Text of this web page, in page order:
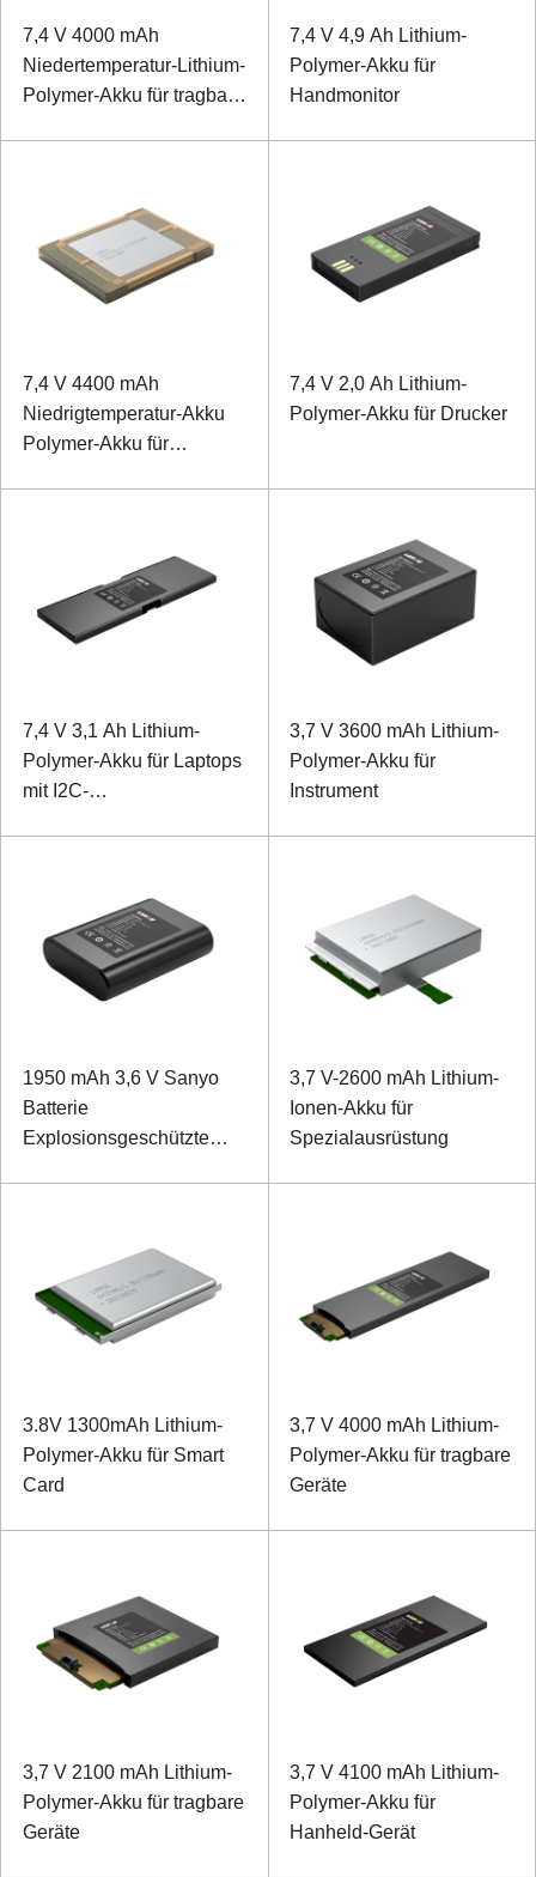
7,4 V 4000 mAh
Niedertemperatur-Lithium-
Polymer-Akku für tragbare
7,4 V 4,9 Ah Lithium-
Polymer-Akku für
Handmonitor
7,4 V 4400 mAh
Niedrigtemperatur-Akku
Polymer-Akku für
7,4 V 2,0 Ah Lithium-
Polymer-Akku für Drucker
7,4 V 3,1 Ah Lithium-
Polymer-Akku für Laptops
mit I2C-
3,7 V 3600 mAh Lithium-
Polymer-Akku für
Instrument
1950 mAh 3,6 V Sanyo
Batterie
Explosionsgeschützte
3,7 V-2600 mAh Lithium-
Ionen-Akku für
Spezialausrüstung
3.8V 1300mAh Lithium-
Polymer-Akku für Smart
Card
3,7 V 4000 mAh Lithium-
Polymer-Akku für tragbare
Geräte
3,7 V 2100 mAh Lithium-
Polymer-Akku für tragbare
Geräte
3,7 V 4100 mAh Lithium-
Polymer-Akku für
Hanheld-Gerät